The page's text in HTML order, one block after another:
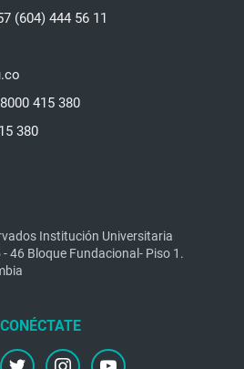
(604) 444 56 11
415 380
380
Institución Universitaria
46 Bloque Fundacional- Piso 1.
twitter instagramyoutube